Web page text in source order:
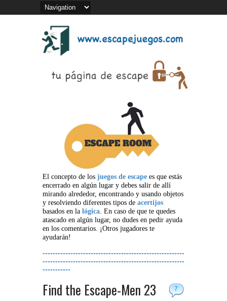
El concepto de los juegos de escape es que estás
encerrado en algún lugar y debes salir de allí
mirando alrededor, encontrando y usando objetos
y resolviendo diferentes tipos de acertijos
basados en la lógica. En caso de que te quedes
atascado en algún lugar, no dudes en pedir ayuda
en los comentarios. ¡Otros jugadores te
ayudarán!
--------------------------------------------------------
--------------------------------------------------------
-----------
7
Find the Escape-Men 23